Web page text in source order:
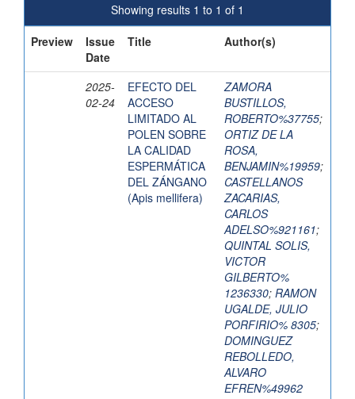
Showing results 1 to 1 of 1
Preview
Issue
Date
Title Author(s)
2025-
02-24
EFECTO DEL
ACCESO
LIMITADO AL
POLEN SOBRE
LA CALIDAD
ESPERMÁTICA
DEL ZÁNGANO
(Apis mellifera)
ZAMORA
BUSTILLOS,
ROBERTO%37755;
ORTIZ DE LA
ROSA,
BENJAMIN%19959;
CASTELLANOS
ZACARIAS,
CARLOS
ADELSO%921161;
QUINTAL SOLIS,
VICTOR
GILBERTO%
1236330; RAMON
UGALDE, JULIO
PORFIRIO% 8305;
DOMINGUEZ
REBOLLEDO,
ALVARO
EFREN%49962